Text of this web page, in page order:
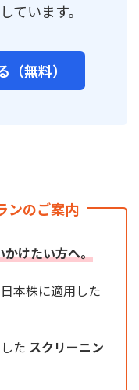
ています。
無料）
ンのご案内
かけたい方へ。
本株に適用した
た スクリーニン